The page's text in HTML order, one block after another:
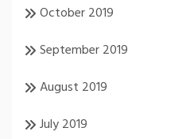
October 2019
September 2019
August 2019
July 2019